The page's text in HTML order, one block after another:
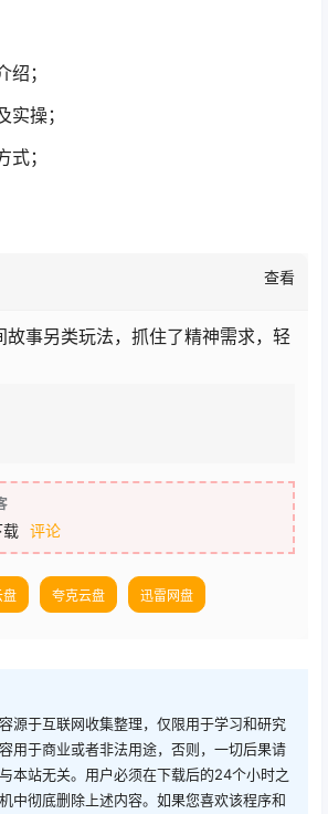
；
实操；
；
查看
故事另类玩法，抓住了精神需求，轻
载 评论
盘 夸克云盘 迅雷网盘
源于互联网收集整理，仅限用于学习和研究
用于商业或者非法用途，否则，一切后果请
本站无关。用户必须在下载后的24个小时之
中彻底删除上述内容。如果您喜欢该程序和